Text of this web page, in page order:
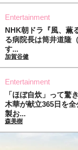
Entertainment
NHK朝ドラ『風、薫
る病院長は筒井道隆
す...
加賀谷健
Entertainment
「ほぼ自炊」って驚
木華が献立365日を
製お...
森美樹